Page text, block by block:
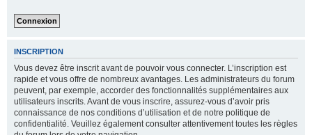
INSCRIPTION
Vous devez être inscrit avant de pouvoir vous connecter. L’inscription est
rapide et vous offre de nombreux avantages. Les administrateurs du forum
peuvent, par exemple, accorder des fonctionnalités supplémentaires aux
utilisateurs inscrits. Avant de vous inscrire, assurez-vous d’avoir pris
connaissance de nos conditions d’utilisation et de notre politique de
confidentialité. Veuillez également consulter attentivement toutes les règles